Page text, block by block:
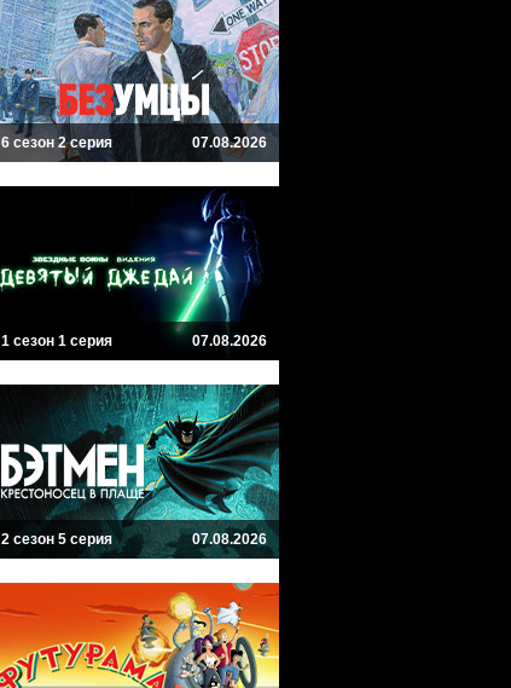
6 сезон 2 серия 07.08.2026
1 сезон 1 серия 07.08.2026
2 сезон 5 серия 07.08.2026